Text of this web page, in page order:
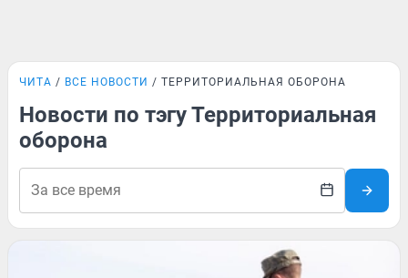
ЧИТА ВСЕ НОВОСТИ ТЕРРИТОРИАЛЬНАЯ ОБОРОНА
Новости по тэгу Территориальная
оборона